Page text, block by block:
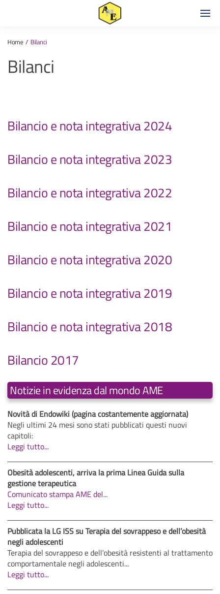
Home Bilanci
Bilanci
Bilancio e nota integrativa 2024
Bilancio e nota integrativa 2023
Bilancio e nota integrativa 2022
Bilancio e nota integrativa 2021
Bilancio e nota integrativa 2020
Bilancio e nota integrativa 2019
Bilancio e nota integrativa 2018
Bilancio 2017
Notizie in evidenza dal mondo AME
Novità di Endowiki (pagina costantemente aggiornata)
Negli ultimi 24 mesi sono stati pubblicati questi nuovi
capitoli:
Leggi tutto...
Obesità adolescenti, arriva la prima Linea Guida sulla
gestione terapeutica
Comunicato stampa AME del...
Leggi tutto...
Pubblicata la LG ISS su Terapia del sovrappeso e dell’obesità
negli adolescenti
Terapia del sovrappeso e dell’obesità resistenti al trattamento
comportamentale negli adolescenti...
Leggi tutto...